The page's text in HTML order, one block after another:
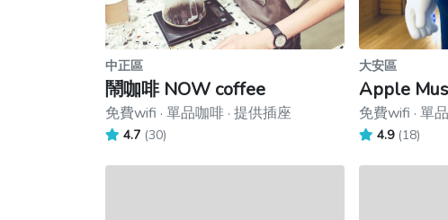
中正區
鬧咖啡 NOW coffee
免費wifi · 單品咖啡 · 提供插座
4.7 (30)
大安區
Apple
免費wifi · 單
4.9 (18)